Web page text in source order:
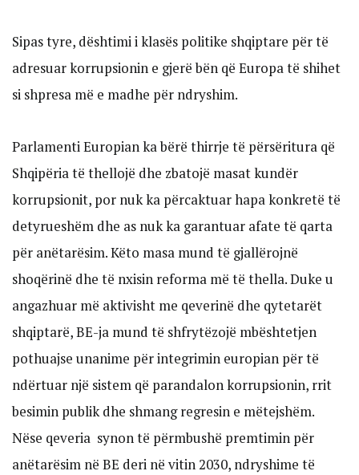
Sipas tyre, dështimi i klasës politike shqiptare për të
adresuar korrupsionin e gjerë bën që Europa të shihet
si shpresa më e madhe për ndryshim.
Parlamenti Europian ka bërë thirrje të përsëritura që
Shqipëria të thellojë dhe zbatojë masat kundër
korrupsionit, por nuk ka përcaktuar hapa konkretë të
detyrueshëm dhe as nuk ka garantuar afate të qarta
për anëtarësim. Këto masa mund të gjallërojnë
shoqërinë dhe të nxisin reforma më të thella. Duke u
angazhuar më aktivisht me qeverinë dhe qytetarët
shqiptarë, BE-ja mund të shfrytëzojë mbështetjen
pothuajse unanime për integrimin europian për të
ndërtuar një sistem që parandalon korrupsionin, rrit
besimin publik dhe shmang regresin e mëtejshëm.
Nëse qeveria synon të përmbushë premtimin për
anëtarësim në BE deri në vitin 2030, ndryshime të